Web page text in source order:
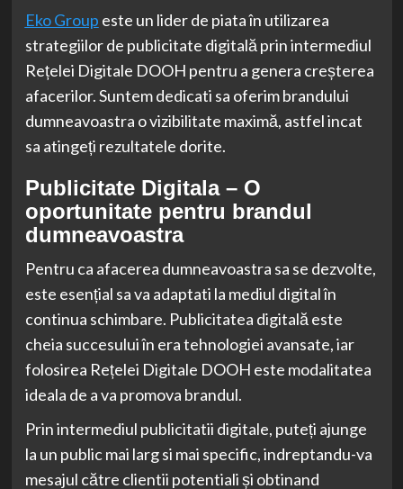
Eko Group este un lider de piata în utilizarea
strategiilor de publicitate digitală prin intermediul
Rețelei Digitale DOOH pentru a genera creșterea
afacerilor. Suntem dedicati sa oferim brandului
dumneavoastra o vizibilitate maximă, astfel incat
sa atingeți rezultatele dorite.
Publicitate Digitala – O
oportunitate pentru brandul
dumneavoastra
Pentru ca afacerea dumneavoastra sa se dezvolte,
este esențial sa va adaptati la mediul digital în
continua schimbare. Publicitatea digitală este
cheia succesului în era tehnologiei avansate, iar
folosirea Rețelei Digitale DOOH este modalitatea
ideala de a va promova brandul.
Prin intermediul publicitatii digitale, puteți ajunge
la un public mai larg si mai specific, indreptandu-va
mesajul către clientii potentiali și obtinand